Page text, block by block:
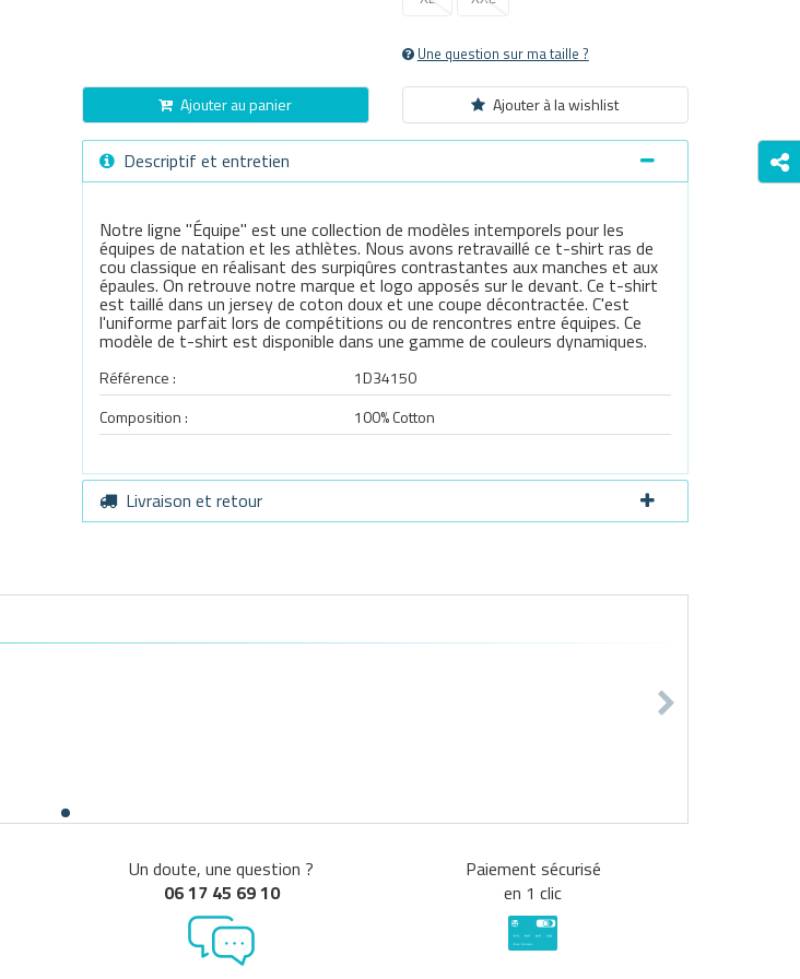
Une question sur ma taille ?
Ajouter au panier Ajouter à la wishlist
Descriptif et entretien
Notre ligne "Équipe" est une collection de modèles intemporels pour les
équipes de natation et les athlètes. Nous avons retravaillé ce t-shirt ras de
cou classique en réalisant des surpiqûres contrastantes aux manches et aux
épaules. On retrouve notre marque et logo apposés sur le devant. Ce t-shirt
est taillé dans un jersey de coton doux et une coupe décontractée. C'est
l'uniforme parfait lors de compétitions ou de rencontres entre équipes. Ce
modèle de t-shirt est disponible dans une gamme de couleurs dynamiques.
Référence :
1D34150
Composition :
100% Cotton
Livraison et retour
Un doute, une question ?
06 17 45 69 10
Paiement sécurisé
en 1 clic